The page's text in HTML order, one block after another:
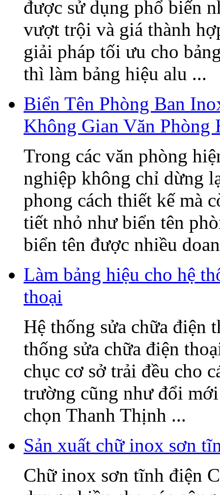
được sử dụng phổ biến
vượt trội và giá thành
giải pháp tối ưu cho
thì làm bảng hiệu alu ...
Biển Tên Phòng Ban
Không Gian Văn Phòng
Trong các văn phòng
nghiệp không chỉ dừng
phong cách thiết kế mà
tiết nhỏ như biển tên
biển tên được nhiều
Làm bảng hiệu cho hệ
thoại
Hệ thống sửa chữa điện
thống sửa chữa điện
chục cơ sở trải đều cho
trường cũng như đổi
chọn Thanh Thịnh ...
Sản xuất chữ inox sơn
Chữ inox sơn tĩnh điện